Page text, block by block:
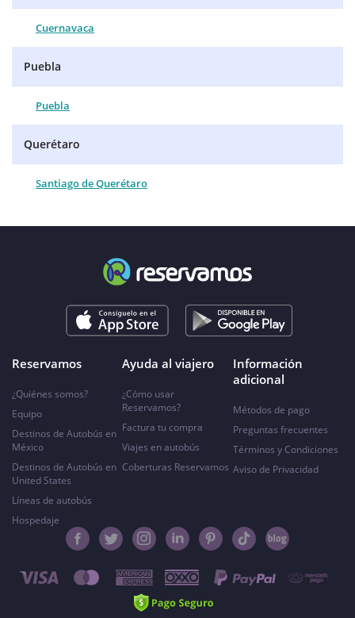
Cuernavaca
Puebla
Puebla
Querétaro
Santiago de Querétaro
Reservamos
¿Quiénes somos?
Equipo
Destinos de Autobús en
México
Destinos de Autobús en
United States
Líneas de autobús
Hospedaje
Ayuda al viajero
¿Cómo usar
Reservamos?
Factura tu compra
Viajes en autobús
Coberturas Reservamos
Información
adicional
Métodos de pago
Preguntas frecuentes
Términos y Condiciones
Aviso de Privacidad